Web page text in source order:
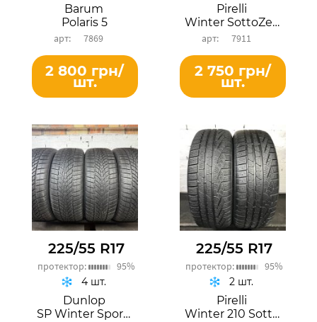
Barum
Polaris 5
7869
2 800 грн/
шт.
Pirelli
Winter SottoZero 3
7911
2 750 грн/
шт.
225/55 R17
протектор: 95%
Dunlop
SP Winter Sport 4D
4 шт.
225/55 R17
протектор: 95%
Pirelli
Winter 210 SottoZero Serie2
2 шт.